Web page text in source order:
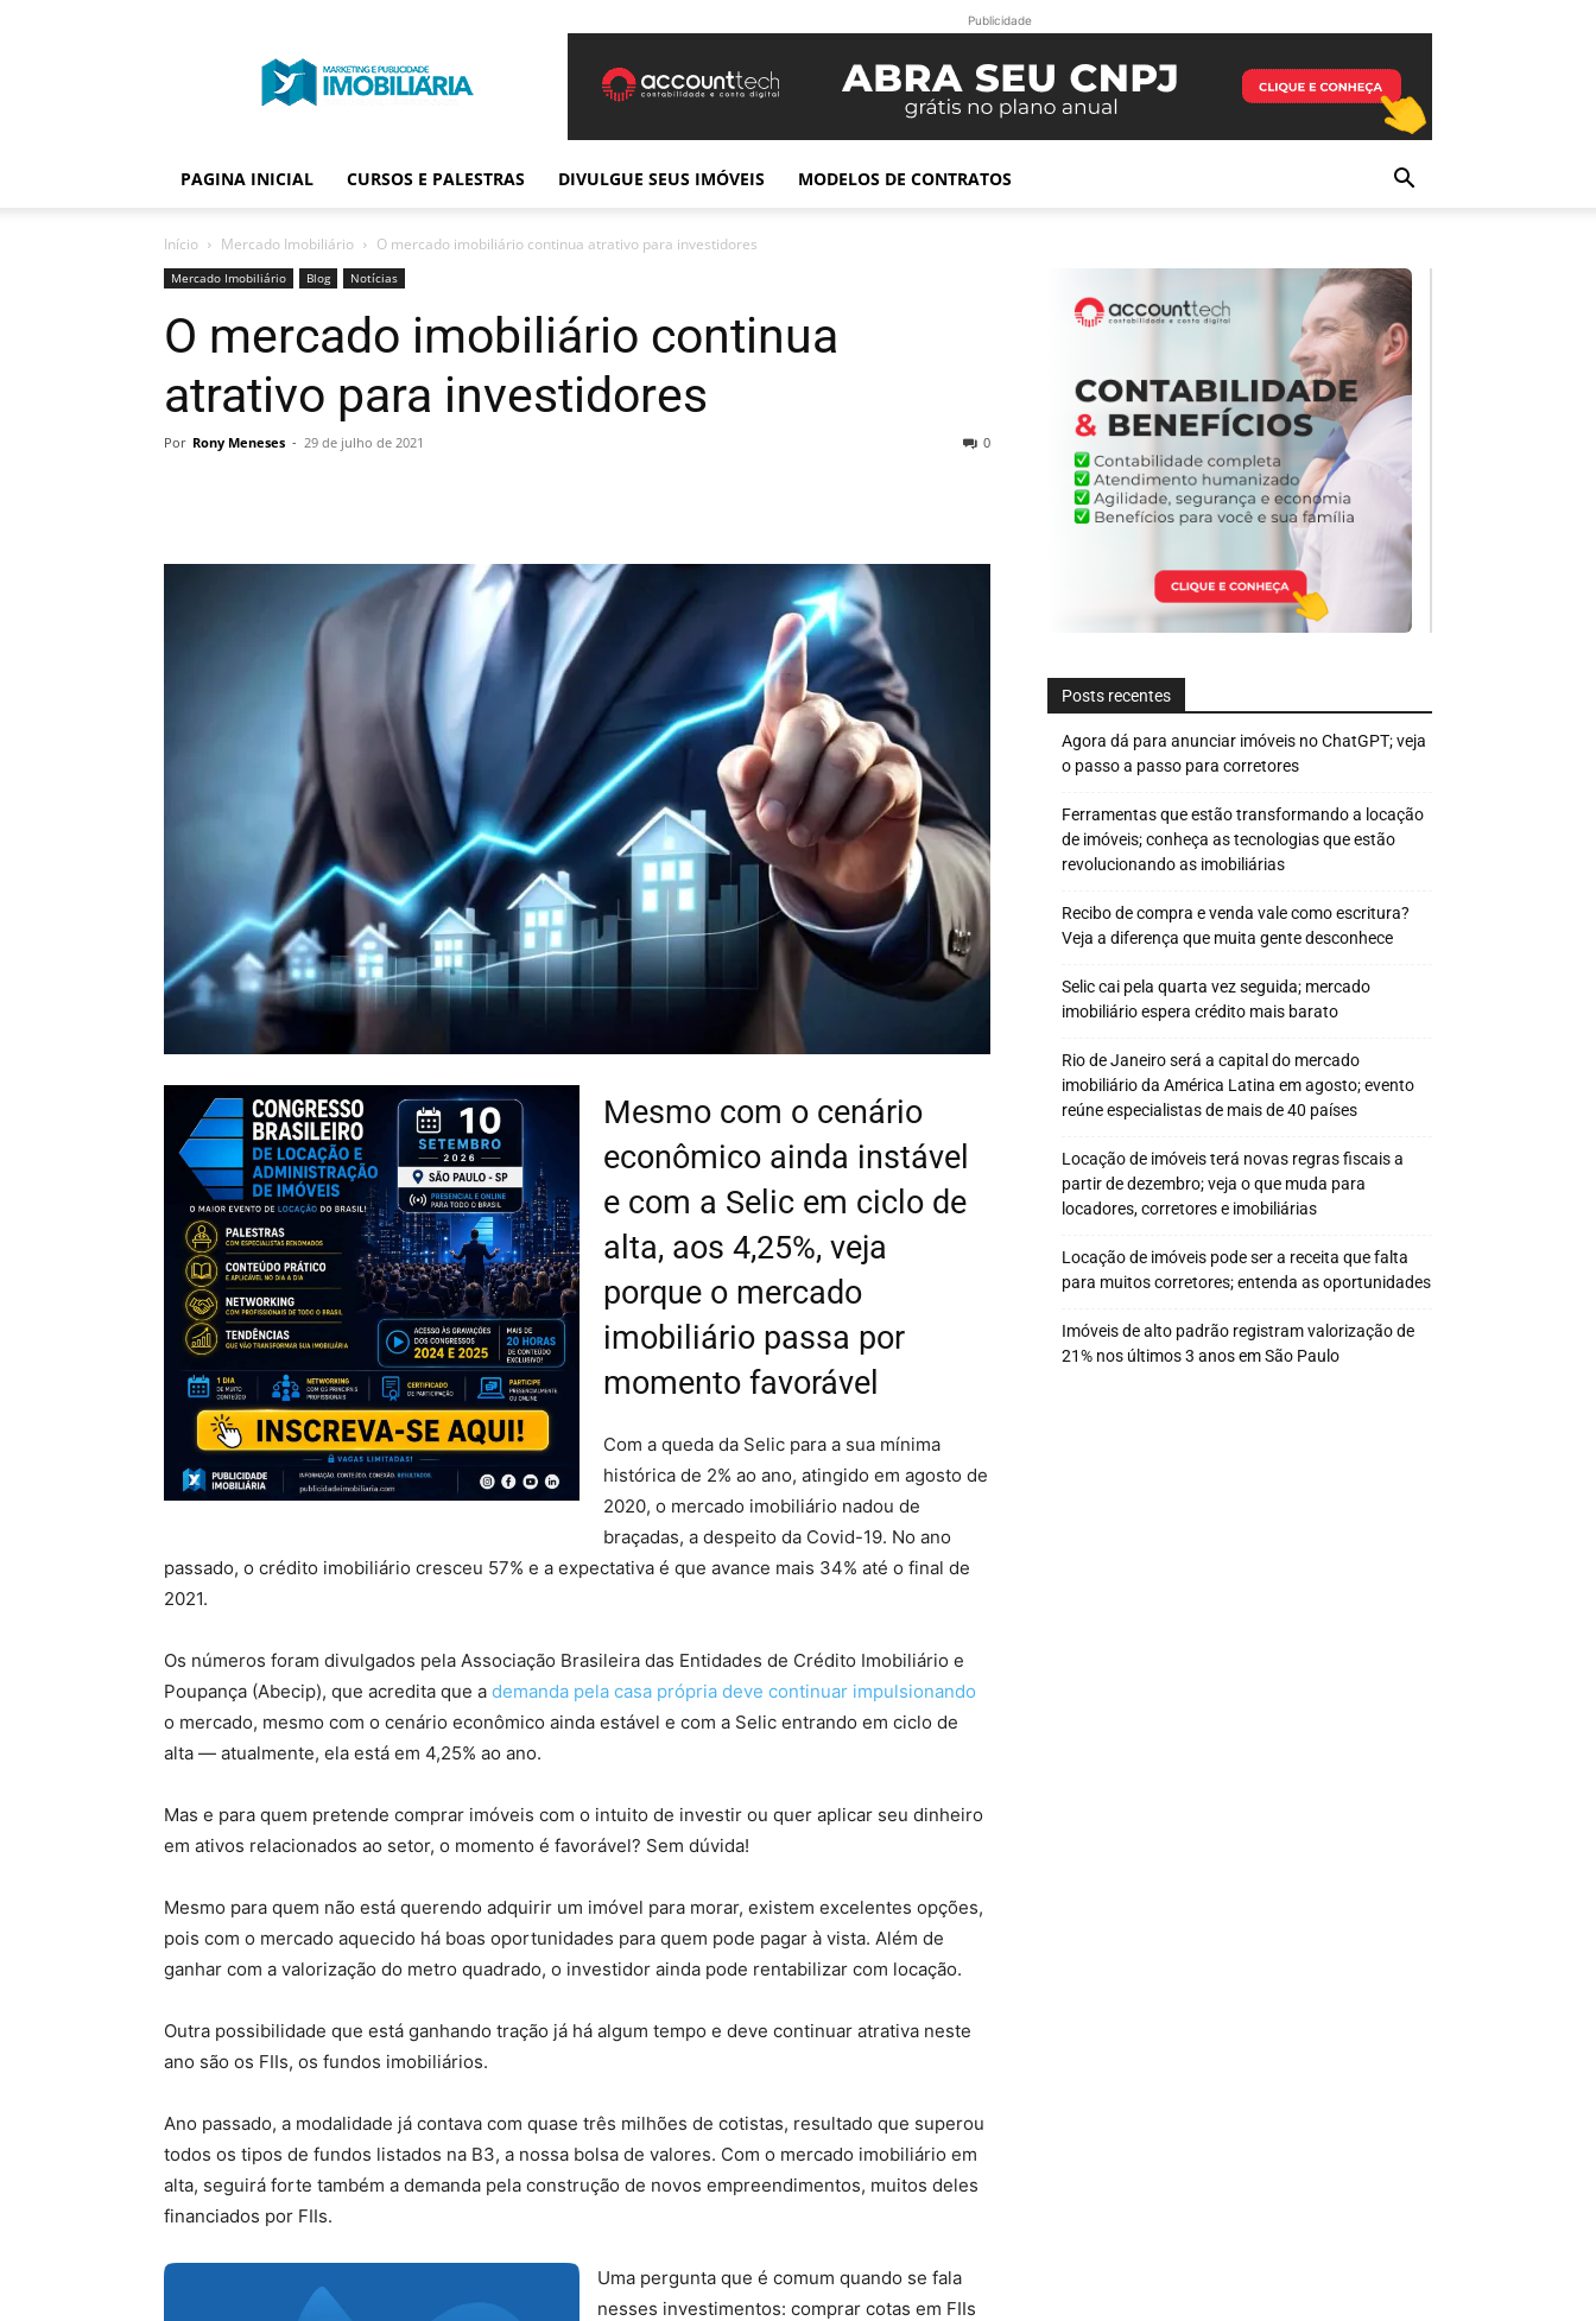
Publicidade
Imobiliária
Publicidade
PAGINA INICIAL CURSOS E PALESTRAS DIVULGUE SEUS IMÓVEIS MODELOS DE CONTRATOS
Início Mercado Imobiliário O mercado imobiliário continua atrativo para investidores
Mercado Imobiliário Blog Notícias
O mercado imobiliário continua
atrativo para investidores
Por Rony Meneses - 29 de julho de 2021 0
Mesmo com o cenário
econômico ainda instável
e com a Selic em ciclo de
alta, aos 4,25%, veja
porque o mercado
imobiliário passa por
momento favorável
Com a queda da Selic para a sua mínima
histórica de 2% ao ano, atingido em agosto de
2020, o mercado imobiliário nadou de
braçadas, a despeito da Covid-19. No ano
passado, o crédito imobiliário cresceu 57% e a expectativa é que avance mais 34% até o final de
2021.
Os números foram divulgados pela Associação Brasileira das Entidades de Crédito Imobiliário e
Poupança (Abecip), que acredita que a demanda pela casa própria deve continuar impulsionando
o mercado, mesmo com o cenário econômico ainda estável e com a Selic entrando em ciclo de
alta — atualmente, ela está em 4,25% ao ano.
Mas e para quem pretende comprar imóveis com o intuito de investir ou quer aplicar seu dinheiro
em ativos relacionados ao setor, o momento é favorável? Sem dúvida!
Mesmo para quem não está querendo adquirir um imóvel para morar, existem excelentes opções,
pois com o mercado aquecido há boas oportunidades para quem pode pagar à vista. Além de
ganhar com a valorização do metro quadrado, o investidor ainda pode rentabilizar com locação.
Outra possibilidade que está ganhando tração já há algum tempo e deve continuar atrativa neste
ano são os FIIs, os fundos imobiliários.
Ano passado, a modalidade já contava com quase três milhões de cotistas, resultado que superou
todos os tipos de fundos listados na B3, a nossa bolsa de valores. Com o mercado imobiliário em
alta, seguirá forte também a demanda pela construção de novos empreendimentos, muitos deles
financiados por FIIs.
Uma pergunta que é comum quando se fala
nesses investimentos: comprar cotas em FIIs
Posts recentes
Agora dá para anunciar imóveis no ChatGPT; veja
o passo a passo para corretores
Ferramentas que estão transformando a locação
de imóveis; conheça as tecnologias que estão
revolucionando as imobiliárias
Recibo de compra e venda vale como escritura?
Veja a diferença que muita gente desconhece
Selic cai pela quarta vez seguida; mercado
imobiliário espera crédito mais barato
Rio de Janeiro será a capital do mercado
imobiliário da América Latina em agosto; evento
reúne especialistas de mais de 40 países
Locação de imóveis terá novas regras fiscais a
partir de dezembro; veja o que muda para
locadores, corretores e imobiliárias
Locação de imóveis pode ser a receita que falta
para muitos corretores; entenda as oportunidades
Imóveis de alto padrão registram valorização de
21% nos últimos 3 anos em São Paulo